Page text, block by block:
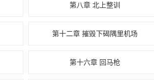
第八章 北上整训
第十二章 摧毁下碣隅里机场
第十六章 回马枪